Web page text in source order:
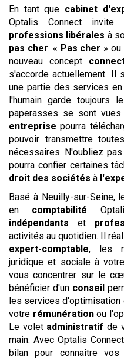
En tant que cabinet
Optalis Connect
professions libérales à
pas cher. « Pas cher » ou
nouveau concept
s'accorde actuellement. Il
une partie des services
l'humain garde toujours
paperasses se sont vues
entreprise pourra
pouvoir transmettre
nécessaires. N'oubliez
pourra confier certaines
droit des sociétés à
Basé à Neuilly-sur-Seine,
en comptabilité
indépendants et
activités au quotidien. Il
expert-comptable, les
juridique et sociale à
vous concentrer sur le
bénéficier d'un conseil
les services
votre rémunérationou
Le volet administratif de
main. Avec Optalis
bilan pour connaître vos